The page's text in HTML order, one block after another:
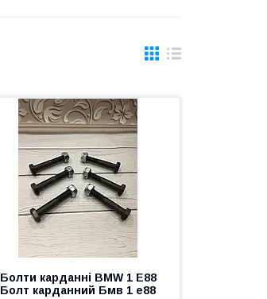
Болти карданні BMW 1 E88
Болт карданний Бмв 1 е88